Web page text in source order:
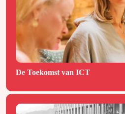
De Toekomst van ICT